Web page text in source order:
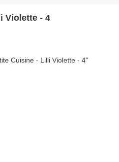
Violette - 4